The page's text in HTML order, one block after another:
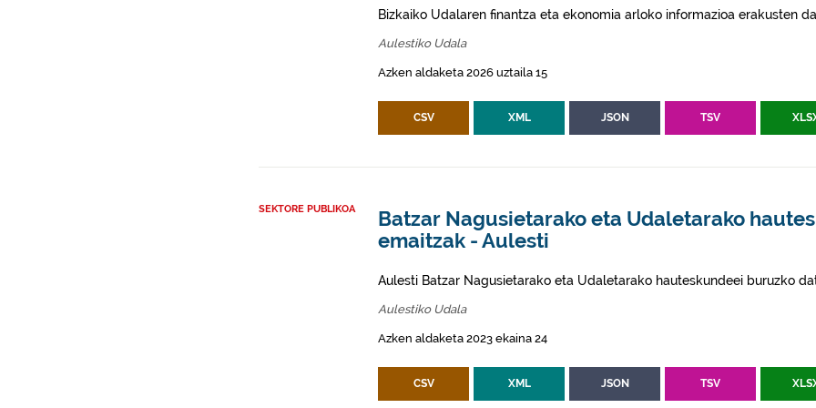
Bizkaiko Udalaren finantza eta ekonomia arloko informazioa erakusten
Aulestiko Udala
Azken aldaketa 2026 uztaila 15
CSV XML JSON TSV
SEKTORE PUBLIKOA
Batzar Nagusietarako eta Udaletarako
emaitzak - Aulesti
Aulesti Batzar Nagusietarako eta Udaletarako hauteskundeei buruzko
Aulestiko Udala
Azken aldaketa 2023 ekaina 24
CSV XML JSON TSV